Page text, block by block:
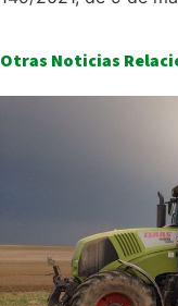
Otras Noticias